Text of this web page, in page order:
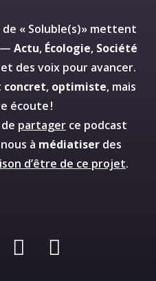
« Soluble(s)» mettent
— Actu, Écologie, Société
des voix pour avancer.
concret, optimiste, mais
écoute !
partager ce podcast
à médiatiser des
d’être de ce projet.